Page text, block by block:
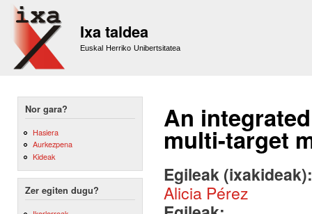
Ixa taldea
Euskal Herriko Unibertsitatea
Nor gara?
Hasiera
Aurkezpena
Kideak
Zer egiten dugu?
An
multi-target
Egileak
Alicia Pérez